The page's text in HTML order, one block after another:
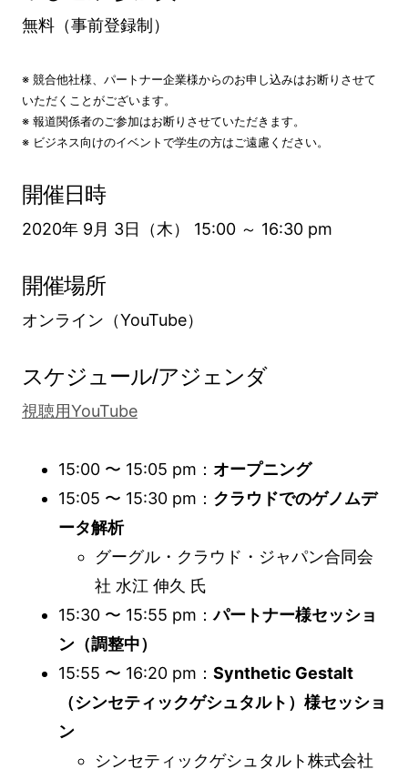
無料（事前登録制）
※ 競合他社様、パートナー企業様からのお申し込みはお断りさせて
いただくことがございます。
※ 報道関係者のご参加はお断りさせていただきます。
※ ビジネス向けのイベントで学生の方はご遠慮ください。
開催日時
2020年 9月 3日（木） 15:00 ～ 16:30 pm
開催場所
オンライン（YouTube）
スケジュール/アジェンダ
視聴用YouTube
15:00 〜 15:05 pm： オープニング
15:05 〜 15:30 pm： クラウドでのゲノムデ
ータ解析
グーグル・クラウド・ジャパン合同会
社 水江 伸久 氏
15:30 〜 15:55 pm：パートナー様セッショ
ン（調整中）
15:55 〜 16:20 pm： Synthetic Gestalt
（シンセティックゲシュタルト）様セッショ
ン
シンセティックゲシュタルト株式会社